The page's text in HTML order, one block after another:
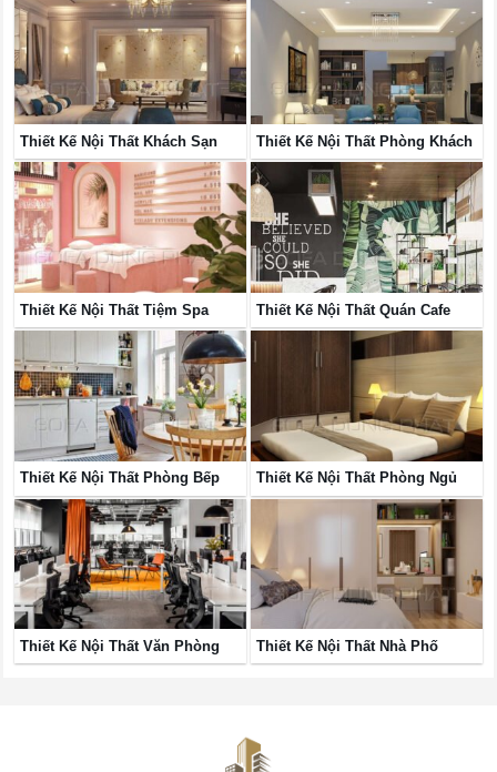
Thiết Kế Nội Thất Khách Sạn Thiết Kế Nội Thất Phòng Khách
Thiết Kế Nội Thất Tiệm Spa Thiết Kế Nội Thất Quán Cafe
Thiết Kế Nội Thất Phòng Bếp Thiết Kế Nội Thất Phòng Ngủ
Thiết Kế Nội Thất Văn Phòng Thiết Kế Nội Thất Nhà Phố